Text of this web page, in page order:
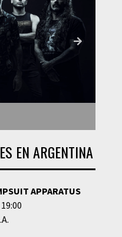
EN ARGENTINA
APPARATUS
19:00